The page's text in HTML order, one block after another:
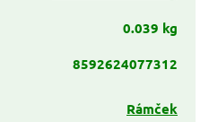
0.039 kg
8592624077312
Rámček